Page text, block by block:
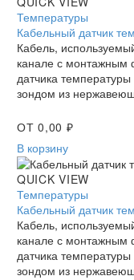
датчик
температуры
01CT-
1BH
Температуры
Кабельный датчик
Кабель,
канале с монтажным
датчика
зондом из
ОТ0,00 ₽
В корзину
Кабельный
датчик
температуры
01CT-
1CH
QUICK VIEW
Температуры
Кабельный датчик
Кабель,
канале с монтажным
датчика
зондом из